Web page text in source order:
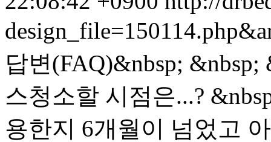
답변(FAQ)&nbsp;
스청소할 시점은...?
용한지 6개월이 넘었고